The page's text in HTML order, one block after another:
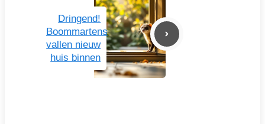
Dringend!
Boommartens
vallen nieuw
huis binnen